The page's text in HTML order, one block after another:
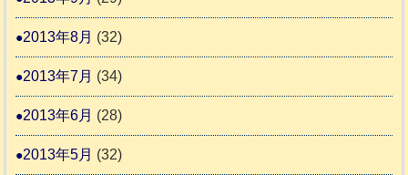
2013年8月 (32)
2013年7月 (34)
2013年6月 (28)
2013年5月 (32)